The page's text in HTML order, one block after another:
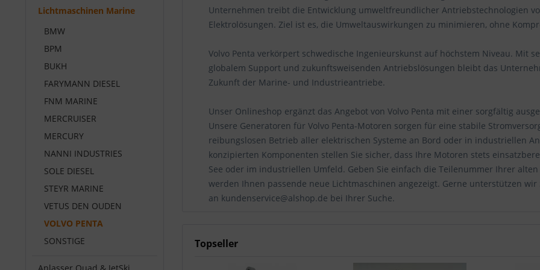
Lichtmaschinen Marine
BMW
BPM
BUKH
FARYMANN DIESEL
FNM MARINE
MERCRUISER
MERCURY
NANNI INDUSTRIES
SOLE DIESEL
STEYR MARINE
VETUS DEN OUDEN
VOLVO PENTA
SONSTIGE
Unternehmen treibt die Entwicklung umweltfreundlicher Antriebstechnologien
Elektrolösungen. Ziel ist es, die Umweltauswirkungen zu minimieren, ohne
Volvo Penta verkörpert schwedische Ingenieurskunst auf höchstem Niveau. Mit
globalem Support und zukunftsweisenden Antriebslösungen bleibt das
Zukunft der Marine- und Industrieantriebe.
Unser Onlineshop ergänzt das Angebot von Volvo Penta mit einer sorgfältig
Unsere Generatoren für Volvo Penta-Motoren sorgen für eine stabile
reibungslosen Betrieb aller elektrischen Systeme an Bord oder in industriellen
konzipierten Komponenten stellen Sie sicher, dass Ihre Motoren stets
See oder im industriellen Umfeld. Geben Sie einfach die Teilenummer Ihrer
werden Ihnen passende neue Lichtmaschinen angezeigt. Gerne unterstützen
an kundenservice@alshop.de bei Ihrer Suche.
Topseller